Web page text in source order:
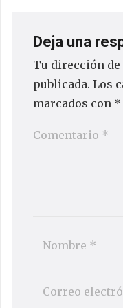
Deja una
Tu dirección
publicada. Los
marcados con *